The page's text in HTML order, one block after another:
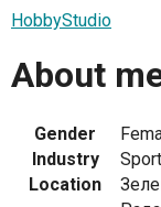
HobbyStudio
About
Gender
Industry
Location